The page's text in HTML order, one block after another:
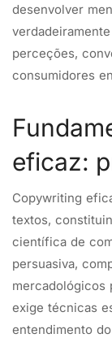
desenvolver
perceções,
consumidores
eficaz:
Copywriting
textos,
científica de
persuasiva,
mercadológicos
exige técnicas
entendimento